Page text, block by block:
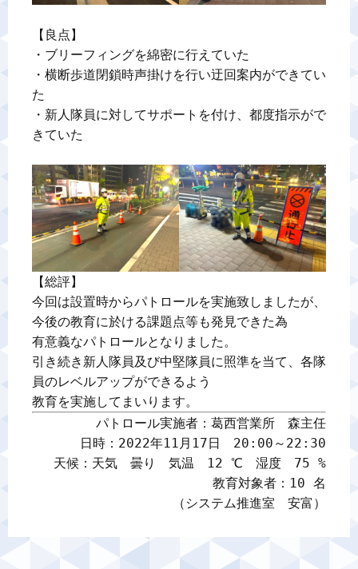
【良点】
・ブリーフィングを綿密に行えていた
・横断歩道閉鎖時声掛けを行い迂回案内ができてい
た
・新人隊員に対してサポートを付け、都度指示がで
きていた
【総評】
今回は設置時からパトロールを実施致しましたが、
今後の教育に於ける課題点等も発見できた為
有意義なパトロールとなりました。
引き続き新人隊員及び中堅隊員に照準を当て、各隊
員のレベルアップができるよう
教育を実施してまいります。
パトロール実施者：葛西営業所　森主任
日時：2022年11月17日　20:00～22:30
天候：天気　曇り　気温　12 ℃　湿度　75 %
教育対象者：10 名
（システム推進室　安富）